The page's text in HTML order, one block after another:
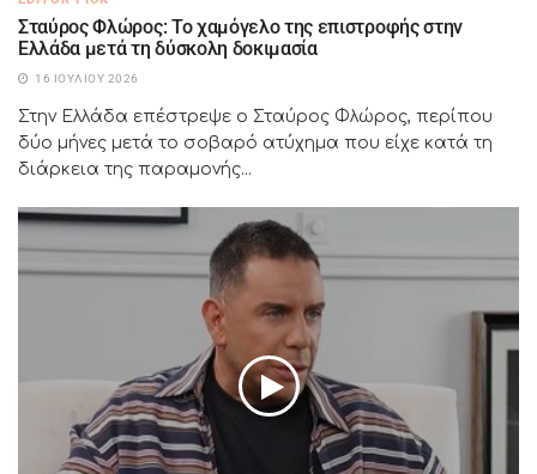
Σταύρος Φλώρος: Το χαμόγελο της επιστροφής στην
Ελλάδα μετά τη δύσκολη δοκιμασία
16 ΙΟΥΛΊΟΥ 2026
Στην Ελλάδα επέστρεψε ο Σταύρος Φλώρος, περίπου
δύο μήνες μετά το σοβαρό ατύχημα που είχε κατά τη
διάρκεια της παραμονής...